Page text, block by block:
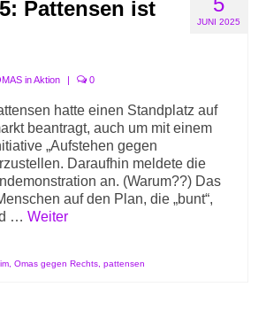
Rechts
JUNI 2025
Pattensen ist
in Aktion | 0
hatte einen Standplatz auf
beantragt, auch um mit einem
„Aufstehen gegen
Daraufhin meldete die
an. (Warum??) Das
auf den Plan, die „bunt“,
… Weiter
Omas gegen Rechts pattensen